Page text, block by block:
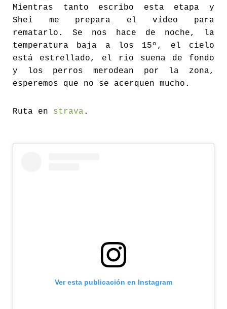
Mientras tanto escribo esta etapa y
Shei me prepara el vídeo para
rematarlo. Se nos hace de noche, la
temperatura baja a los 15º, el cielo
está estrellado, el rio suena de fondo
y los perros merodean por la zona,
esperemos que no se acerquen mucho.
Ruta en strava .
Ver esta publicación en Instagram